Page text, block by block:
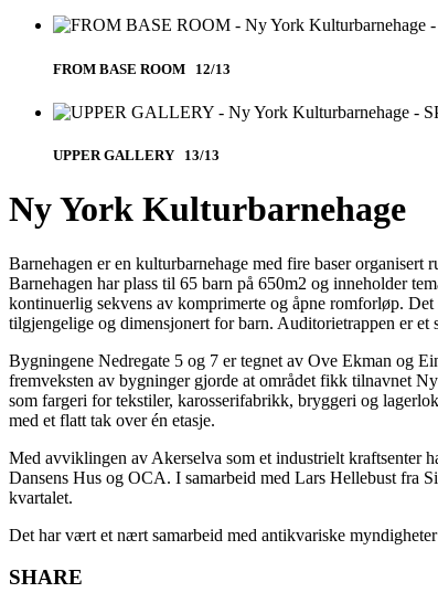
FROM BASE ROOM 12/13
UPPER GALLERY 13/13
Ny York Kulturbarnehage
Barnehagen er en kulturbarnehage med fire baser
Barnehagen har plass til 65 barn på 650m2 og inneholder
kontinuerlig sekvens av komprimerte og åpne romforløp.
tilgjengelige og dimensjonert for barn. Auditorietrappen er et
Bygningene Nedregate 5 og 7 er tegnet av Ove Ekman og
fremveksten av bygninger gjorde at området fikk tilnavnet
som fargeri for tekstiler, karosserifabrikk, bryggeri og
med et flatt tak over én etasje.
Med avviklingen av Akerselva som et industrielt kraftsenter
Dansens Hus og OCA. I samarbeid med Lars Hellebust fra
kvartalet.
Det har vært et nært samarbeid med antikvariske
SHARE